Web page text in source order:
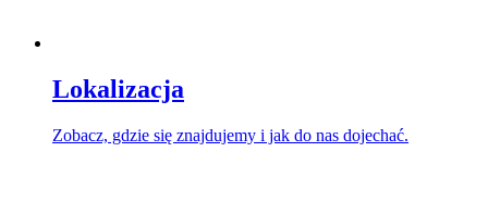
Lokalizacja
Zobacz, gdzie się znajdujemy i jak do nas dojechać.